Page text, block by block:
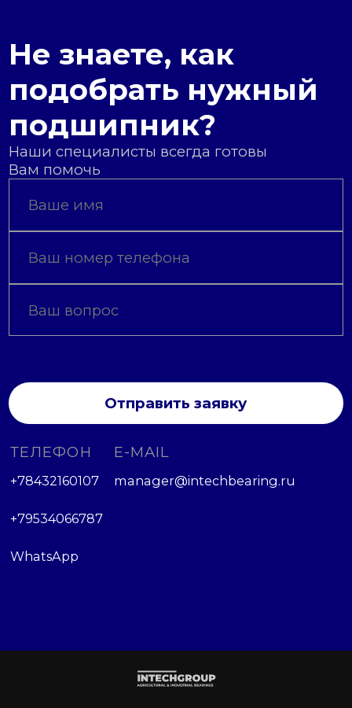
Не знаете, как
подобрать нужный
подшипник?
Наши специалисты всегда готовы
Вам помочь
Отправить заявку
ТЕЛЕФОН
+78432160107
+79534066787
WhatsApp
E-MAIL
manager@intechbearing.ru